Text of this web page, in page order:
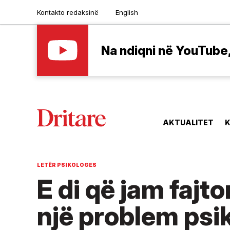
Kontakto redaksinë English
Na ndiqni në
AKTUALITET
LETËR PSIKOLOGES
E di që jam
një problem